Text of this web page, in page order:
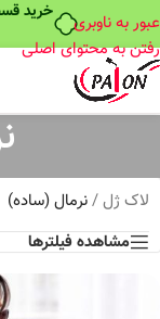
خرید
عبور به ناوبری
رفتن به محتوای اصلی
لاک ژل/نرمال (ساده)
مشاهده فیلترها